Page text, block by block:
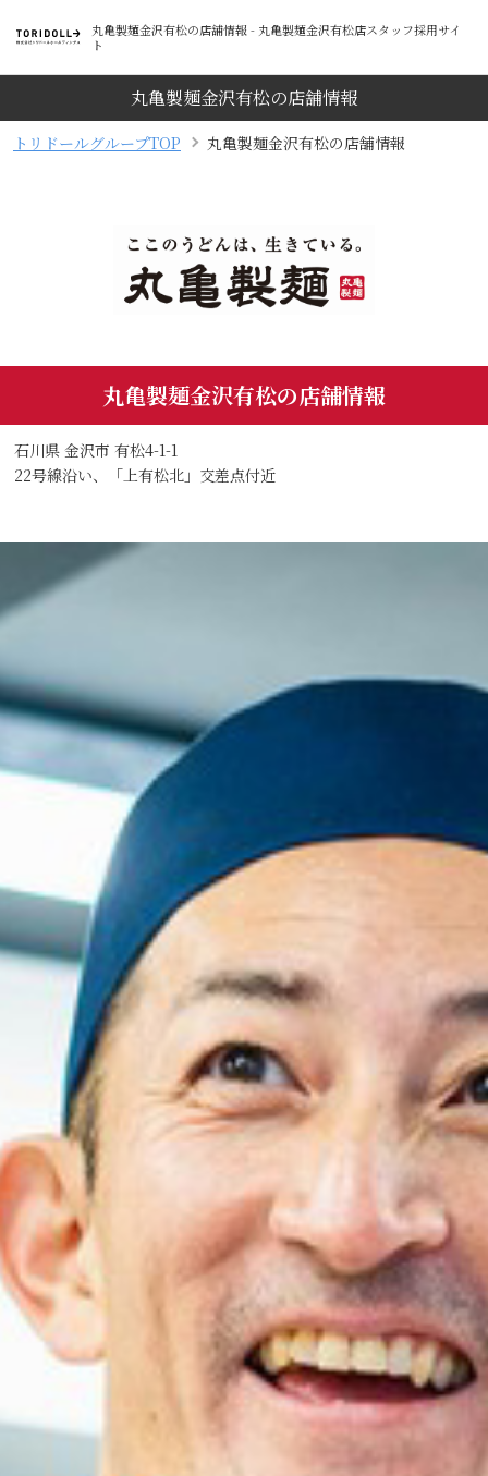
丸亀製麺金沢有松の店舗情報 - 丸亀製麺金沢有松店スタッフ採用サイ
ト
丸亀製麺金沢有松の店舗情報
トリドールグループTOP 丸亀製麺金沢有松の店舗情報
丸亀製麺金沢有松の店舗情報
石川県 金沢市 有松4-1-1
22号線沿い、「上有松北」交差点付近